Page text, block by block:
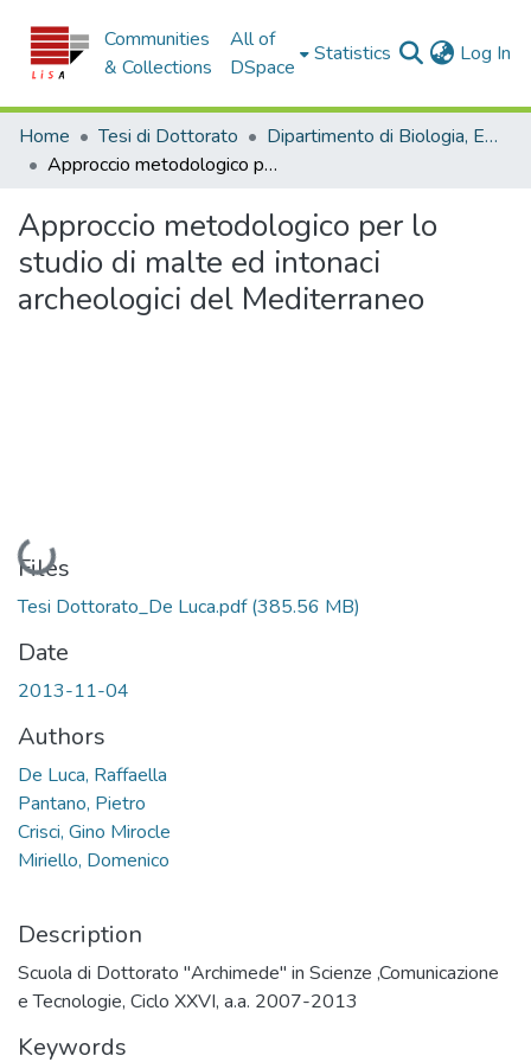
Communities
& Collections
All of
DSpace
Statistics Log In
Home Tesi di Dottorato
Dipartimento di Biologia, Ecologia e Scienze della Terra - Tesi di dottorato
Approccio metodologico per lo studio di malte ed intonaci archeologici del Mediterraneo
Approccio metodologico per lo
studio di malte ed intonaci
archeologici del Mediterraneo
Loading...
Files
Tesi Dottorato_De Luca.pdf(385.56 MB)
Date
2013-11-04
Authors
De Luca, Raffaella
Pantano, Pietro
Crisci, Gino Mirocle
Miriello, Domenico
Description
Scuola di Dottorato "Archimede" in Scienze ,Comunicazione
e Tecnologie, Ciclo XXVI, a.a. 2007-2013
Keywords